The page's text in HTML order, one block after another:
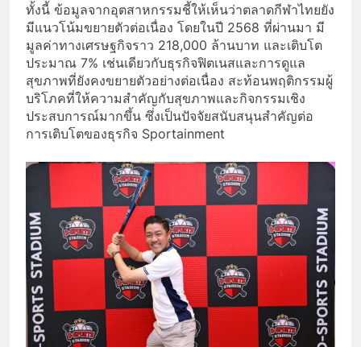
ทั้งนี้ ข้อมูลจากอุตสาหกรรมชี้ให้เห็นว่าตลาดกีฬาไทยยัง
มีแนวโน้มขยายตัวต่อเนื่อง โดยในปี 2568 ที่ผ่านมา มี
มูลค่าทางเศรษฐกิจราว 218,000 ล้านบาท และเติบโต
ประมาณ 7% เช่นเดียวกับธุรกิจฟิตเนสและการดูแล
สุขภาพที่ยังคงขยายตัวอย่างต่อเนื่อง สะท้อนพฤติกรรมผู้
บริโภคที่ให้ความสำคัญกับสุขภาพและกิจกรรมเชิง
ประสบการณ์มากขึ้น ซึ่งเป็นปัจจัยสนับสนุนสำคัญต่อ
การเติบโตของธุรกิจ Sportainment